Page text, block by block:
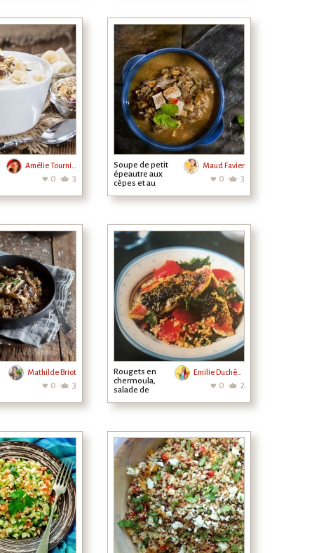
Amélie Tournier
0 3
Soupe de petit
épeautre aux
cèpes et au
Maud Favier
0 3
Mathilde Briot
0 3
Rougets en
chermoula,
salade de
Emilie Duchêne
0 2